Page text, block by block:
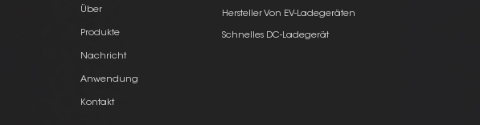
Über
Produkte
Nachricht
Anwendung
Kontakt
Hersteller Von EV-Ladegeräten
Schnelles DC-Ladegerät